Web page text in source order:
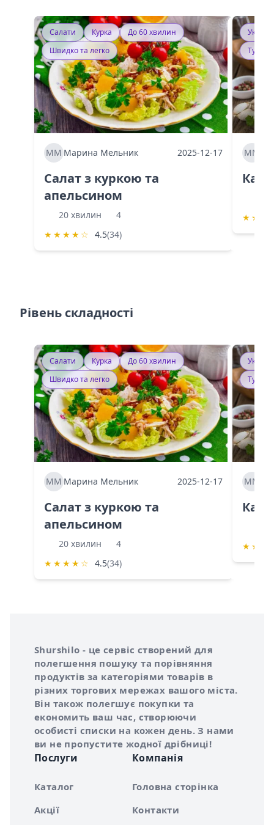
Салати Курка
До 60 хвилин
Швидко та легко
ММ Марина Мельник 2025-12-17
Салат з куркою та
апельсином
20 хвилин
4
★ ★ ★ ★ ☆ 4.5(34)
ММ
★ ★
Рівень складності
Салати Курка
До 60 хвилин
Швидко та легко
ММ Марина Мельник 2025-12-17
Салат з куркою та
апельсином
20 хвилин
4
★ ★ ★ ★ ☆ 4.5(34)
ММ
★ ★
Про сервіс Shurshilo
Shurshilo - це сервіс створений для
полегшення пошуку та порівняння
продуктів за категоріями товарів в
різних торгових мережах вашого міста.
Він також полегшує покупки та
економить ваш час, створюючи
особисті списки на кожен день. З нами
ви не пропустите жодної дрібниці!
Послуги
Каталог
Акції
Компанія
Головна сторінка
Контакти